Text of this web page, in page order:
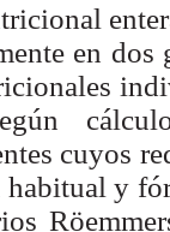
en
cuyos
habitual y